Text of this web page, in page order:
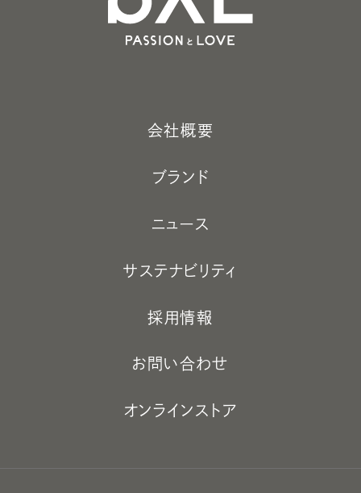
会社概要
ブランド
ニュース
サステナビリティ
採用情報
お問い合わせ
オンラインストア